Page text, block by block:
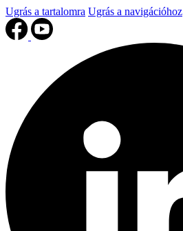
Ugrás a tartalomra Ugrás a navigációhoz